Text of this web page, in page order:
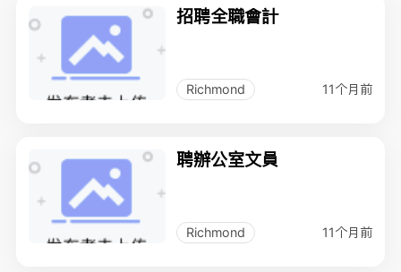
招聘全職會計
Richmond 11个月前
聘辦公室文員
Richmond 11个月前